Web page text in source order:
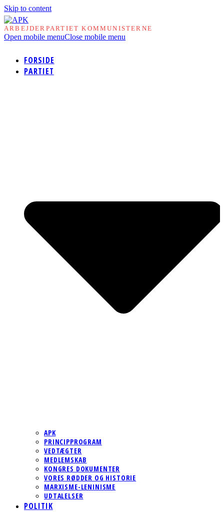
Skip to content
ARBEJDERPARTIET KOMMUNISTERNE
Open mobile menuClose mobile menu
FORSIDE
PARTIET
APK
PRINCIPPROGRAM
VEDTÆGTER
MEDLEMSKAB
KONGRES DOKUMENTER
VORES RØDDER OG HISTORIE
MARXISME-LENINISME
UDTALELSER
POLITIK